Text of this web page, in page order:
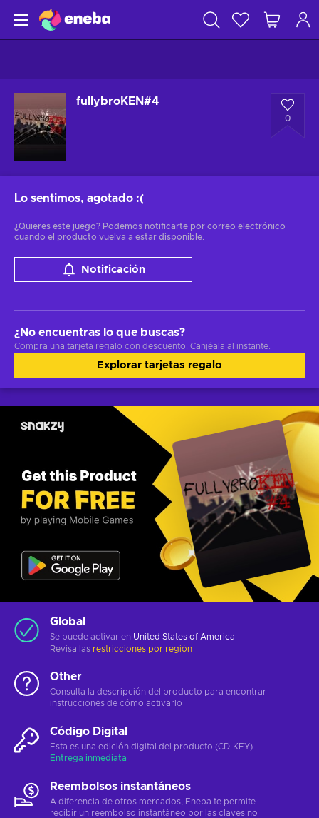
fullybroKEN#4
0
Lo sentimos, agotado :(
¿Quieres este juego? Podemos notificarte por correo electrónico
cuando el producto vuelva a estar disponible.
Notificación
¿No encuentras lo que buscas?
Compra una tarjeta regalo con descuento. Canjéala al instante.
Explorar tarjetas regalo
Global
Se puede activar en United States of America
Revisa las restricciones por región
Other
Consulta la descripción del producto para encontrar
instrucciones de cómo activarlo
Código Digital
Esta es una edición digital del producto (CD-KEY)
Entrega inmediata
Reembolsos instantáneos
A diferencia de otros mercados, Eneba te permite
recibir un reembolso instantáneo por las claves no